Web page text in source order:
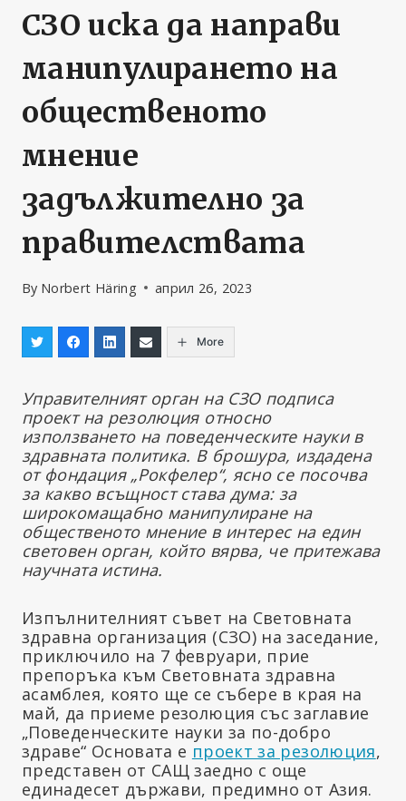
СЗО иска да направи
манипулирането на
общественото
мнение
задължително за
правителствата
By Norbert Häring април 26, 2023
More
Управителният орган на СЗО подписа
проект на резолюция относно
използването на поведенческите науки в
здравната политика. В брошура, издадена
от фондация „Рокфелер“, ясно се посочва
за какво всъщност става дума: за
широкомащабно манипулиране на
общественото мнение в интерес на един
световен орган, който вярва, че притежава
научната истина.
Изпълнителният съвет на Световната
здравна организация (СЗО) на заседание,
приключило на 7 февруари, прие
препоръка към Световната здравна
асамблея, която ще се събере в края на
май, да приеме резолюция със заглавие
„Поведенческите науки за по-добро
здраве“ Основата е проект за резолюция,
представен от САЩ заедно с още
единадесет държави, предимно от Азия.